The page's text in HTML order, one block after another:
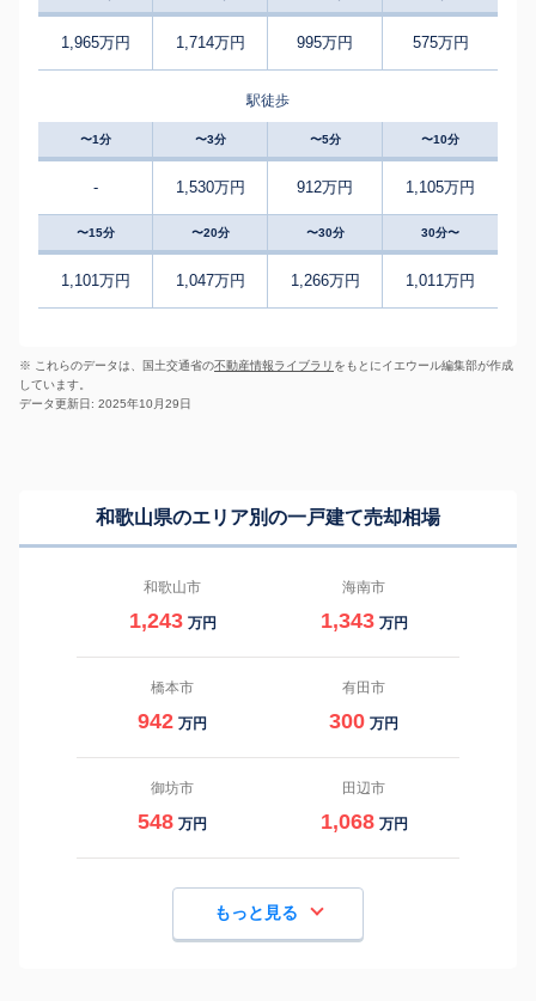
1,965万円 1,714万円 995万円 575万円
駅徒歩
〜1分 〜3分 〜5分 〜10分
- 1,530万円 912万円 1,105万円
〜15分 〜20分 〜30分 30分〜
1,101万円 1,047万円 1,266万円 1,011万円
※ これらのデータは、国土交通省の不動産情報ライブラリ をもとにイエウール編集部が作成
しています。
データ更新日: 2025年10月29日
和歌山県のエリア別の一戸建て売却相場
和歌山市
1,243 万円
海南市
1,343 万円
橋本市
942 万円
有田市
300 万円
御坊市
548 万円
田辺市
1,068 万円
もっと見る